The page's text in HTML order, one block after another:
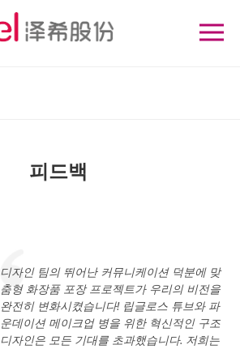
피드백
디자인 팀의 뛰어난 커뮤니케이션 덕분에 맞
춤형 화장품 포장 프로젝트가 우리의 비전을
완전히 변화시켰습니다! 립글로스 튜브와 파
운데이션 메이크업 병을 위한 혁신적인 구조
디자인은 모든 기대를 초과했습니다. 저희는